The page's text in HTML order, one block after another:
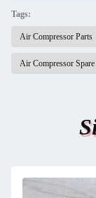
Tags:
Air Compressor Parts
Air Compressor Spare